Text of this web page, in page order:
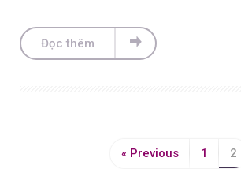
Đọc thêm
« Previous 1 2